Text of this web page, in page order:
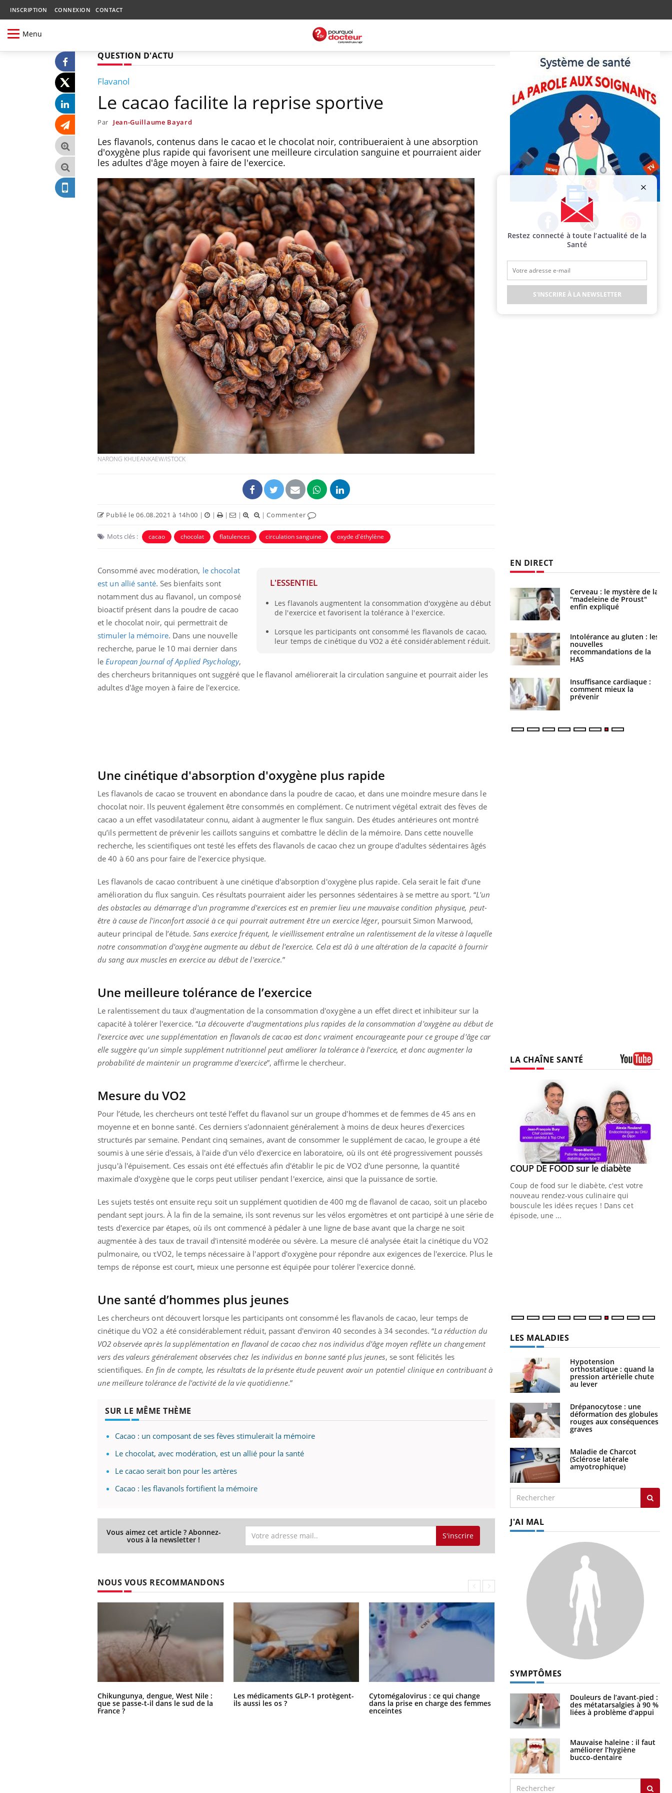
INSCRIPTION CONNEXION CONTACT
Menu
QUESTION D'ACTU
Flavanol
Le cacao facilite la reprise sportive
Par Jean-Guillaume Bayard
Les flavanols, contenus dans le cacao et le chocolat noir, contribueraient à une absorption
d'oxygène plus rapide qui favorisent une meilleure circulation sanguine et pourraient aider
les adultes d'âge moyen à faire de l'exercice.
NARONG KHUEANKAEW/ISTOCK
Publié le 06.08.2021 à 14h00 | | | | |Commenter
Mots clés : cacao chocolat flatulences circulation sanguine oxyde d'éthylène
L'ESSENTIEL
Les flavanols augmentent la consommation d'oxygène au début
de l'exercice et favorisent la tolérance à l'exercice.
Lorsque les participants ont consommé les flavanols de cacao,
leur temps de cinétique du VO2 a été considérablement réduit.
Consommé avec modération, le chocolat
est un allié santé. Ses bienfaits sont
notamment dus au flavanol, un composé
bioactif présent dans la poudre de cacao
et le chocolat noir, qui permettrait de
stimuler la mémoire. Dans une nouvelle
recherche, parue le 10 mai dernier dans
le European Journal of Applied Psychology,
des chercheurs britanniques ont suggéré que le flavanol améliorerait la circulation sanguine et pourrait aider les
adultes d'âge moyen à faire de l'exercice.
Une cinétique d'absorption d'oxygène plus rapide
Les flavanols de cacao se trouvent en abondance dans la poudre de cacao, et dans une moindre mesure dans le
chocolat noir. Ils peuvent également être consommés en complément. Ce nutriment végétal extrait des fèves de
cacao a un effet vasodilatateur connu, aidant à augmenter le flux sanguin. Des études antérieures ont montré
qu’ils permettent de prévenir les caillots sanguins et combattre le déclin de la mémoire. Dans cette nouvelle
recherche, les scientifiques ont testé les effets des flavanols de cacao chez un groupe d'adultes sédentaires âgés
de 40 à 60 ans pour faire de l’exercice physique.
Les flavanols de cacao contribuent à une cinétique d'absorption d'oxygène plus rapide. Cela serait le fait d’une
amélioration du flux sanguin. Ces résultats pourraient aider les personnes sédentaires à se mettre au sport. “L'un
des obstacles au démarrage d'un programme d'exercices est en premier lieu une mauvaise condition physique, peut-
être à cause de l'inconfort associé à ce qui pourrait autrement être un exercice léger, poursuit Simon Marwood,
auteur principal de l’étude. Sans exercice fréquent, le vieillissement entraîne un ralentissement de la vitesse à laquelle
notre consommation d'oxygène augmente au début de l'exercice. Cela est dû à une altération de la capacité à fournir
du sang aux muscles en exercice au début de l'exercice.”
Une meilleure tolérance de l’exercice
Le ralentissement du taux d'augmentation de la consommation d'oxygène a un effet direct et inhibiteur sur la
capacité à tolérer l'exercice. “La découverte d'augmentations plus rapides de la consommation d'oxygène au début de
l'exercice avec une supplémentation en flavanols de cacao est donc vraiment encourageante pour ce groupe d'âge car
elle suggère qu'un simple supplément nutritionnel peut améliorer la tolérance à l'exercice, et donc augmenter la
probabilité de maintenir un programme d'exercice”, affirme le chercheur.
Mesure du VO2
Pour l’étude, les chercheurs ont testé l’effet du flavanol sur un groupe d'hommes et de femmes de 45 ans en
moyenne et en bonne santé. Ces derniers s'adonnaient généralement à moins de deux heures d'exercices
structurés par semaine. Pendant cinq semaines, avant de consommer le supplément de cacao, le groupe a été
soumis à une série d'essais, à l'aide d'un vélo d'exercice en laboratoire, où ils ont été progressivement poussés
jusqu'à l'épuisement. Ces essais ont été effectués afin d'établir le pic de VO2 d'une personne, la quantité
maximale d'oxygène que le corps peut utiliser pendant l'exercice, ainsi que la puissance de sortie.
Les sujets testés ont ensuite reçu soit un supplément quotidien de 400 mg de flavanol de cacao, soit un placebo
pendant sept jours. À la fin de la semaine, ils sont revenus sur les vélos ergomètres et ont participé à une série de
tests d'exercice par étapes, où ils ont commencé à pédaler à une ligne de base avant que la charge ne soit
augmentée à des taux de travail d'intensité modérée ou sévère. La mesure clé analysée était la cinétique du VO2
pulmonaire, ou τVO2, le temps nécessaire à l'apport d'oxygène pour répondre aux exigences de l'exercice. Plus le
temps de réponse est court, mieux une personne est équipée pour tolérer l'exercice donné.
Une santé d’hommes plus jeunes
Les chercheurs ont découvert lorsque les participants ont consommé les flavanols de cacao, leur temps de
cinétique du VO2 a été considérablement réduit, passant d'environ 40 secondes à 34 secondes. “La réduction du
VO2 observée après la supplémentation en flavanol de cacao chez nos individus d'âge moyen reflète un changement
vers des valeurs généralement observées chez les individus en bonne santé plus jeunes, se sont félicités les
scientifiques. En fin de compte, les résultats de la présente étude peuvent avoir un potentiel clinique en contribuant à
une meilleure tolérance de l'activité de la vie quotidienne.”
SUR LE MÊME THÈME
Cacao : un composant de ses fèves stimulerait la mémoire
Le chocolat, avec modération, est un allié pour la santé
Le cacao serait bon pour les artères
Cacao : les flavanols fortifient la mémoire
Vous aimez cet article ? Abonnez-
vous à la newsletter ! S'inscrire
NOUS VOUS RECOMMANDONS
Chikungunya, dengue, West Nile :
que se passe-t-il dans le sud de la
France ?
Les médicaments GLP-1 protègent-
ils aussi les os ?
Cytomégalovirus : ce qui change
dans la prise en charge des femmes
enceintes
La sieste empêche-t-elle de dormir
la nuit ?
Facebook Twitter Instagram
EN DIRECT
Mordue par un
barracuda, une petite fille
secourue grâce à un
réflexe essentiel
Légionellose en Suisse :
quelle est l’origine de la
contamination ?
Allergies alimentaires :
une nouvelle arme contre
sommeil des enfants en
vacances ?
Bilan prévention : ce que
les kinés pourront
Cerveau : le mystère de la
"madeleine de Proust"
enfin expliqué
Intolérance au gluten : les
nouvelles
recommandations de la
HAS
Insuffisance cardiaque :
comment mieux la
prévenir
Le décalage des horaires
d'été : quel impact sur le
sommeil ?
Grossesse : ces polluants
pourraient influencer le
poids des enfants
Autisme : pourquoi le
cerveau reconnaît-il les
visages autrement ?
LA CHAÎNE SANTÉ
Diabète & Ramadan 2026Youtube
Le Ramadan approche, et, pour de
diabète, c'est une période de questions, de
défis, mais ...
Youtube
Un « jumeau numérique » pour
faciliter l’accès à la médecine
préventive Youtube
Un établissement lié à un groupe
mutualiste innove en matière de bilan de
santé : l'utilisation d'un « jumeau
numérique » permet ...
Youtube
COUP DE FOOD sur le diabèteYoutube
Coup de food sur le diabète, c'est votre
nouveau rendez-vous culinaire qui
bouscule les idées reçues ! Dans cet
épisode, une ...
Youtube
Quand l’entreprise mise sur le bien
"Les rendez-vous de la santé et de la
qualité de vie au travail" de Pourquoi
Docteur reçoivent Régis Blugeon, DRH et
LES MALADIES
Hypotension
orthostatique : quand la
pression artérielle chute
au lever
Drépanocytose : une
déformation des globules
rouges aux conséquences
graves
Maladie de Charcot
(Sclérose latérale
amyotrophique)
J'AI MAL
SYMPTÔMES
Douleurs de l’avant-pied :
des métatarsalgies à 90 %
liées à problème d’appui
Mauvaise haleine : il faut
améliorer l’hygiène
bucco-dentaire
Restez connecté à toute l’actualité de la
Santé
S'INSCRIRE À LA NEWSLETTER